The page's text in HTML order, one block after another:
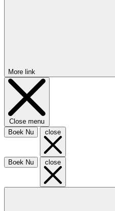
More link
Close menu
Boek Nu
close
Boek Nu close